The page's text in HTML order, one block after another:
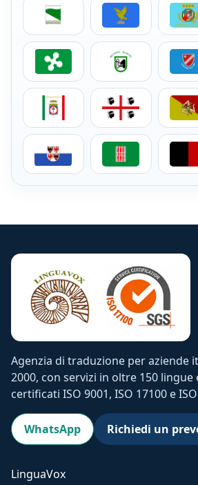
Servizi di traduzione per
Servizi di
Servizi di traduzione per
Servizi di
Servizi di traduzione per
Servizi di
Servizi di traduzione per
Servizi di
Agenzia di traduzione per aziende
2000, con servizi in oltre 150 lingue
certificati ISO 9001, ISO 17100 e
WhatsApp Richiedi un
LinguaVox